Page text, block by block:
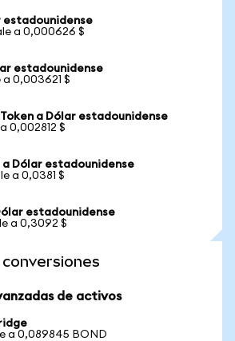
estadounidense
a 0,000626 $
estadounidense
a 0,003621 $
a Dólar estadounidense
0,002812 $
a Dólar estadounidense
a 0,0381 $
estadounidense
a 0,3092 $
de activos
a 0,089845 BOND